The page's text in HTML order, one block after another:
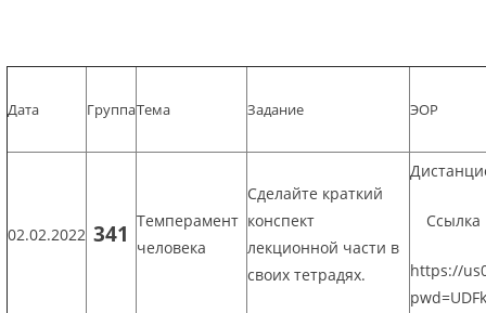
Дата ГруппаТема Задание ЭОР
02.02.2022 341 Темперамент
человека
Сделайте краткий
конспект
лекционной части в
своих тетрадях.
https://